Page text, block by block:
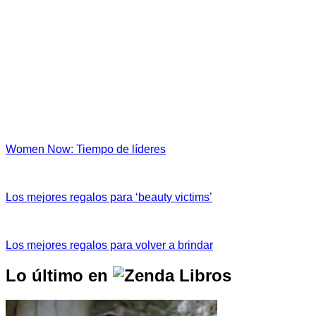
Women Now: Tiempo de líderes
Los mejores regalos para ‘beauty victims’
Los mejores regalos para volver a brindar
Lo último en